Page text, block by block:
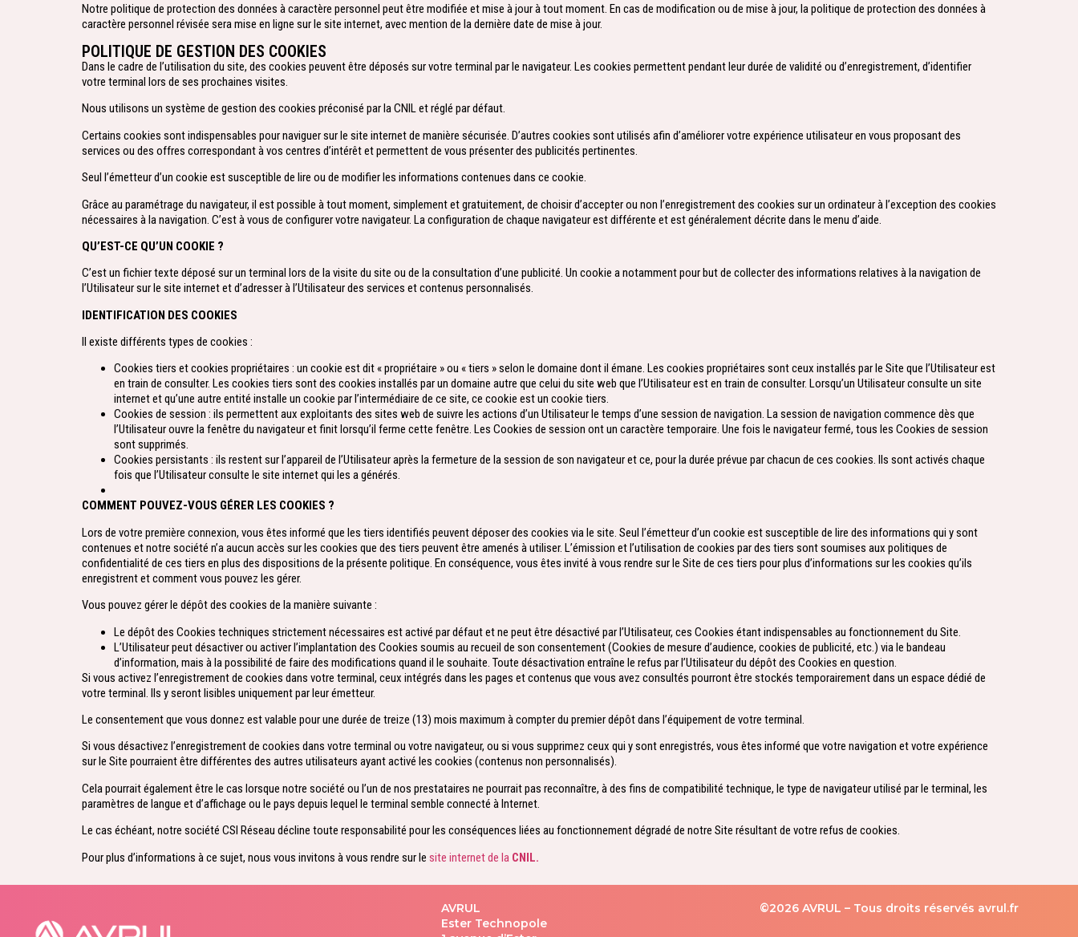
Notre politique de protection des données à caractère personnel peut être modifiée et mise à jour à tout moment. En cas de modification ou de mise à jour, la politique de protection des données à
caractère personnel révisée sera mise en ligne sur le site internet, avec mention de la dernière date de mise à jour.
POLITIQUE DE GESTION DES COOKIES
Dans le cadre de l’utilisation du site, des cookies peuvent être déposés sur votre terminal par le navigateur. Les cookies permettent pendant leur durée de validité ou d’enregistrement, d’identifier
votre terminal lors de ses prochaines visites.
Nous utilisons un système de gestion des cookies préconisé par la CNIL et réglé par défaut.
Certains cookies sont indispensables pour naviguer sur le site internet de manière sécurisée. D’autres cookies sont utilisés afin d’améliorer votre expérience utilisateur en vous proposant des
services ou des offres correspondant à vos centres d’intérêt et permettent de vous présenter des publicités pertinentes.
Seul l’émetteur d’un cookie est susceptible de lire ou de modifier les informations contenues dans ce cookie.
Grâce au paramétrage du navigateur, il est possible à tout moment, simplement et gratuitement, de choisir d’accepter ou non l’enregistrement des cookies sur un ordinateur à l’exception des cookies
nécessaires à la navigation. C’est à vous de configurer votre navigateur. La configuration de chaque navigateur est différente et est généralement décrite dans le menu d’aide.
QU’EST-CE QU’UN COOKIE ?
C’est un fichier texte déposé sur un terminal lors de la visite du site ou de la consultation d’une publicité. Un cookie a notamment pour but de collecter des informations relatives à la navigation de
l’Utilisateur sur le site internet et d’adresser à l’Utilisateur des services et contenus personnalisés.
IDENTIFICATION DES COOKIES
Il existe différents types de cookies :
Cookies tiers et cookies propriétaires : un cookie est dit « propriétaire » ou « tiers » selon le domaine dont il émane. Les cookies propriétaires sont ceux installés par le Site que l’Utilisateur est
en train de consulter. Les cookies tiers sont des cookies installés par un domaine autre que celui du site web que l’Utilisateur est en train de consulter. Lorsqu’un Utilisateur consulte un site
internet et qu’une autre entité installe un cookie par l’intermédiaire de ce site, ce cookie est un cookie tiers.
Cookies de session : ils permettent aux exploitants des sites web de suivre les actions d’un Utilisateur le temps d’une session de navigation. La session de navigation commence dès que
l’Utilisateur ouvre la fenêtre du navigateur et finit lorsqu’il ferme cette fenêtre. Les Cookies de session ont un caractère temporaire. Une fois le navigateur fermé, tous les Cookies de session
sont supprimés.
Cookies persistants : ils restent sur l’appareil de l’Utilisateur après la fermeture de la session de son navigateur et ce, pour la durée prévue par chacun de ces cookies. Ils sont activés chaque
fois que l’Utilisateur consulte le site internet qui les a générés.
COMMENT POUVEZ-VOUS GÉRER LES COOKIES ?
Lors de votre première connexion, vous êtes informé que les tiers identifiés peuvent déposer des cookies via le site. Seul l’émetteur d’un cookie est susceptible de lire des informations qui y sont
contenues et notre société n’a aucun accès sur les cookies que des tiers peuvent être amenés à utiliser. L’émission et l’utilisation de cookies par des tiers sont soumises aux politiques de
confidentialité de ces tiers en plus des dispositions de la présente politique. En conséquence, vous êtes invité à vous rendre sur le Site de ces tiers pour plus d’informations sur les cookies qu’ils
enregistrent et comment vous pouvez les gérer.
Vous pouvez gérer le dépôt des cookies de la manière suivante :
Le dépôt des Cookies techniques strictement nécessaires est activé par défaut et ne peut être désactivé par l’Utilisateur, ces Cookies étant indispensables au fonctionnement du Site.
L’Utilisateur peut désactiver ou activer l’implantation des Cookies soumis au recueil de son consentement (Cookies de mesure d’audience, cookies de publicité, etc.) via le bandeau
d’information, mais à la possibilité de faire des modifications quand il le souhaite. Toute désactivation entraîne le refus par l’Utilisateur du dépôt des Cookies en question.
Si vous activez l’enregistrement de cookies dans votre terminal, ceux intégrés dans les pages et contenus que vous avez consultés pourront être stockés temporairement dans un espace dédié de
votre terminal. Ils y seront lisibles uniquement par leur émetteur.
Le consentement que vous donnez est valable pour une durée de treize (13) mois maximum à compter du premier dépôt dans l’équipement de votre terminal.
Si vous désactivez l’enregistrement de cookies dans votre terminal ou votre navigateur, ou si vous supprimez ceux qui y sont enregistrés, vous êtes informé que votre navigation et votre expérience
sur le Site pourraient être différentes des autres utilisateurs ayant activé les cookies (contenus non personnalisés).
Cela pourrait également être le cas lorsque notre société ou l’un de nos prestataires ne pourrait pas reconnaître, à des fins de compatibilité technique, le type de navigateur utilisé par le terminal, les
paramètres de langue et d’affichage ou le pays depuis lequel le terminal semble connecté à Internet.
Le cas échéant, notre société CSI Réseau décline toute responsabilité pour les conséquences liées au fonctionnement dégradé de notre Site résultant de votre refus de cookies.
Pour plus d’informations à ce sujet, nous vous invitons à vous rendre sur le site internet de la CNIL.
AVRUL
Ester Technopole
©2026 AVRUL – Tous droits réservés avrul.fr